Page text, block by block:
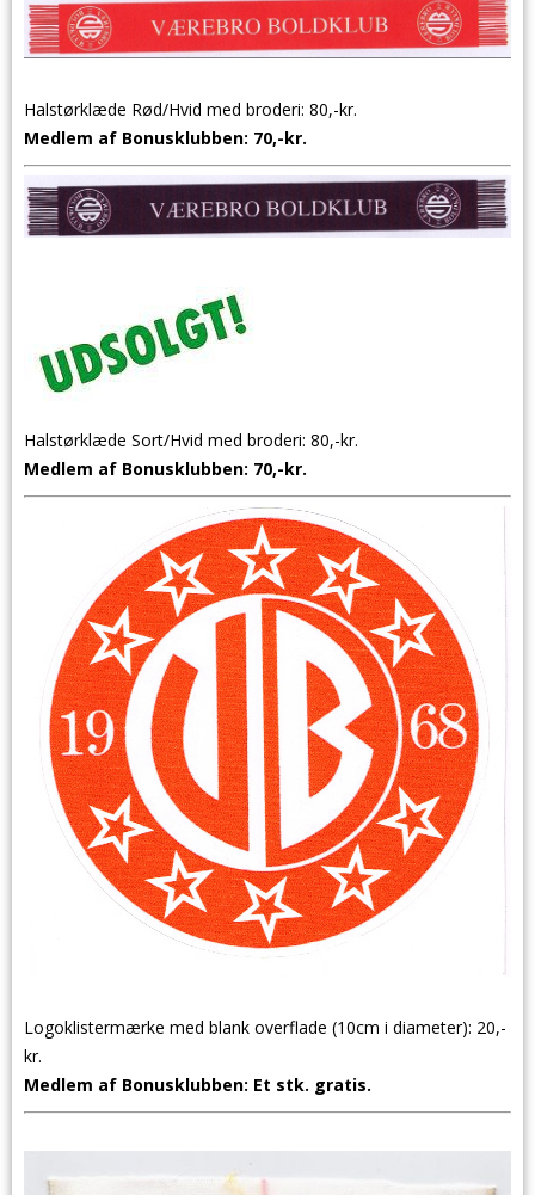
Halstørklæde Rød/Hvid med broderi: 80,-kr.
Medlem af Bonusklubben: 70,-kr.
Halstørklæde Sort/Hvid med broderi: 80,-kr.
Medlem af Bonusklubben: 70,-kr.
Logoklistermærke med blank overflade (10cm i diameter): 20,-
kr.
Medlem af Bonusklubben: Et stk. gratis.